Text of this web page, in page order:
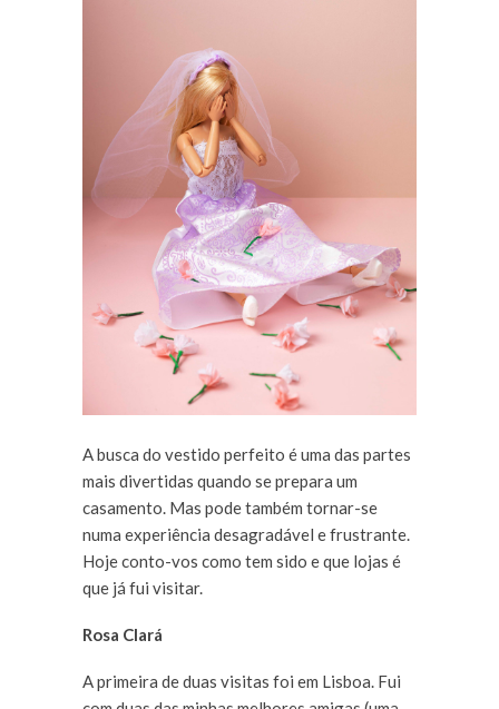
A busca do vestido perfeito é uma das partes
mais divertidas quando se prepara um
casamento. Mas pode também tornar-se
numa experiência desagradável e frustrante.
Hoje conto-vos como tem sido e que lojas é
que já fui visitar.
Rosa Clará
A primeira de duas visitas foi em Lisboa. Fui